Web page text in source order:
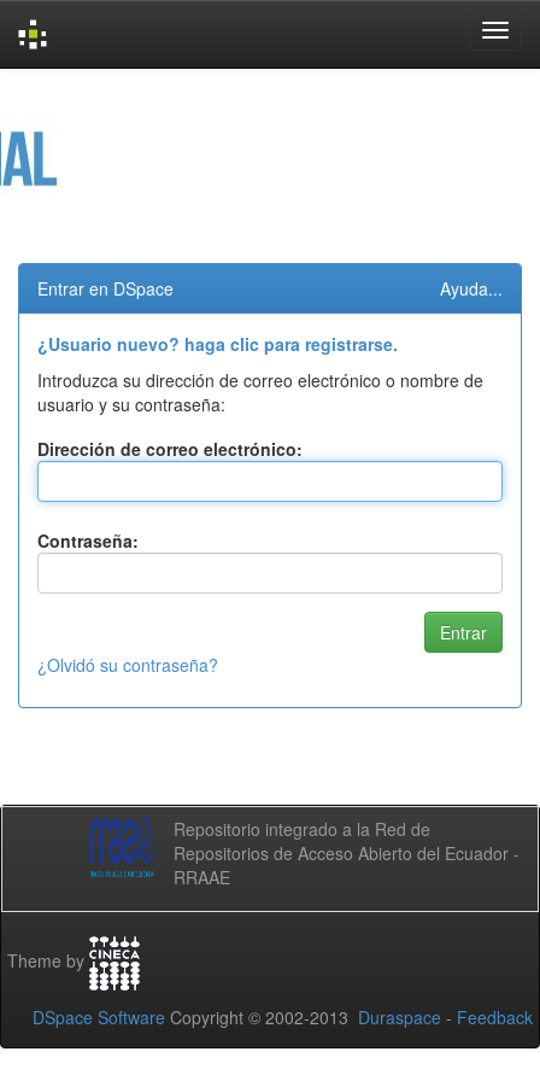
Entrar en DSpace Ayuda...
¿Usuario nuevo? haga clic para registrarse.
Introduzca su dirección de correo electrónico o nombre de
usuario y su contraseña:
Dirección de correo electrónico:
Contraseña:
¿Olvidó su contraseña?
Repositorio integrado a la Red de
Repositorios de Acceso Abierto del Ecuador -
RRAAE
Theme by
DSpace Software Copyright © 2002-2013 Duraspace - Feedback